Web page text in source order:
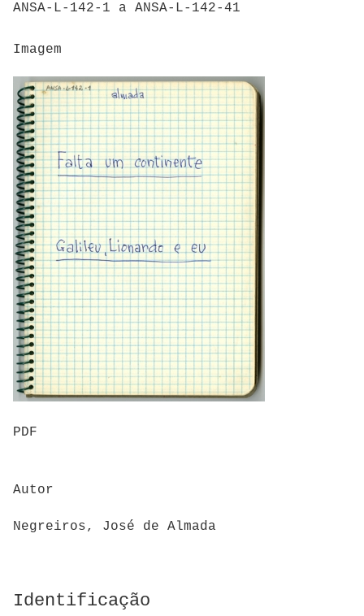
ANSA-L-142-1 a ANSA-L-142-41
Imagem
PDF
Autor
Negreiros, José de Almada
Identificação